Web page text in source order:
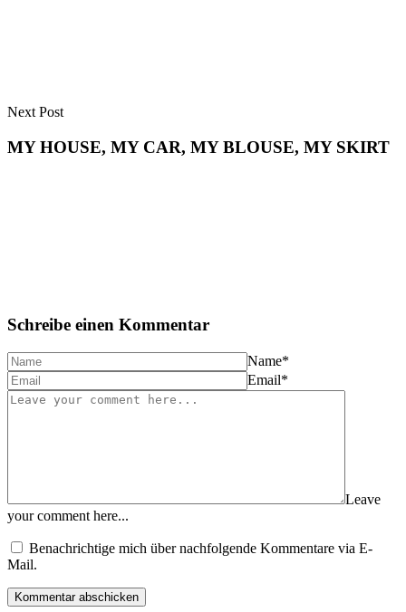
Next Post
MY HOUSE, MY CAR, MY BLOUSE, MY SKIRT
Schreibe einen Kommentar
Name*
Email*
Leave
your comment here...
Benachrichtige mich über nachfolgende Kommentare via E-
Mail.